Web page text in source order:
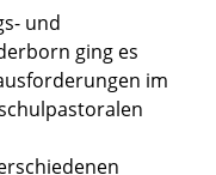
und
ging es
im